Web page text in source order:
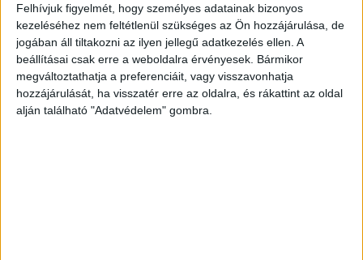
Felhívjuk figyelmét, hogy személyes adatainak bizonyos
kezeléséhez nem feltétlenül szükséges az Ön hozzájárulása, de
jogában áll tiltakozni az ilyen jellegű adatkezelés ellen. A
beállításai csak erre a weboldalra érvényesek. Bármikor
megváltoztathatja a preferenciáit, vagy visszavonhatja
hozzájárulását, ha visszatér erre az oldalra, és rákattint az oldal
alján található "Adatvédelem" gombra.
Nem kegyelmezett a villamosnak a
teherautó amikor balra akart
kanyarodni, a csattanás után
ordibáltak a sofőrrel
Írta:Seifert Kálmán |2022.09.10. | szombat: 17:58
Villamossal ütközött egy teherautó Budapest XX.